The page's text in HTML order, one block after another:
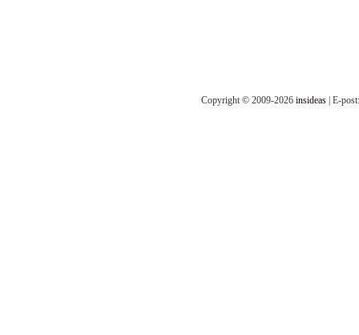
Copyright © 2009-2026 insideas | E-